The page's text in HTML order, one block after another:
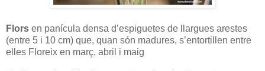
Flors en panícula densa d’espiguetes de llargues arestes
(entre 5 i 10 cm) que, quan són madures, s’entortillen entre
elles Floreix en març, abril i maig